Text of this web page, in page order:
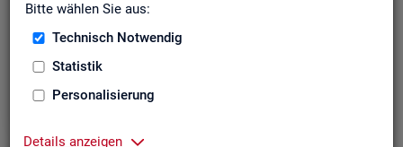
Bitte wählen Sie aus:
Technisch Notwendig
Statistik
Personalisierung
Details anzeigen
Der Bericht gibt einen Überblick über die aktuelle
Entwicklung am Arbeits- und Ausbildungsmarkt in